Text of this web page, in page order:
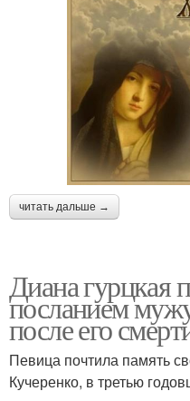
читать дальше →
Диана гурцкая
посланием
после его
Певица почтила память
Кучеренко, в третью